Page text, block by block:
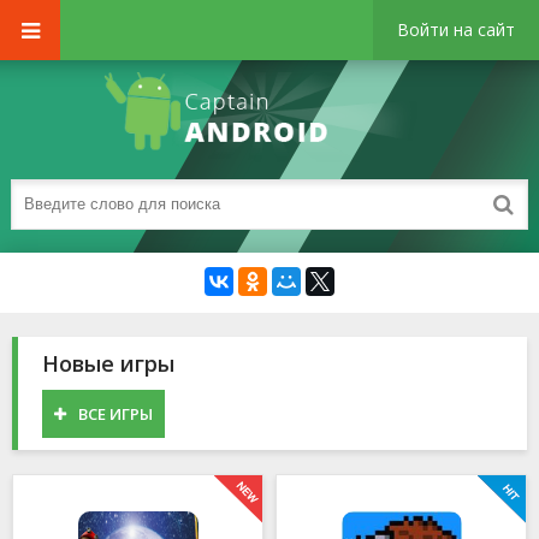
Войти на сайт
Новые игры
ВСЕ ИГРЫ